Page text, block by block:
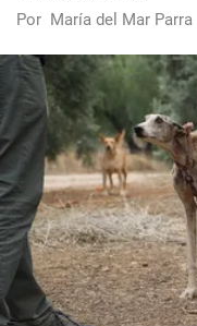
Por María del Mar Parra